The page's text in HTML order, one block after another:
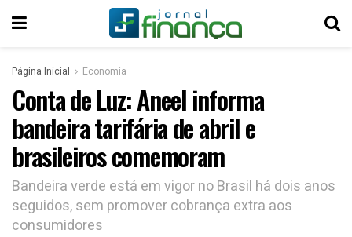
Página Inicial Economia
Conta de Luz: Aneel informa
bandeira tarifária de abril e
brasileiros comemoram
Bandeira verde está em vigor no Brasil há dois anos
seguidos, sem promover cobrança extra aos
consumidores